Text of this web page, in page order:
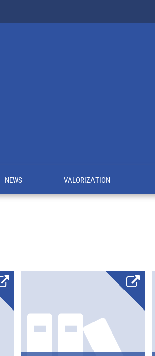
NEWS VALORIZATION